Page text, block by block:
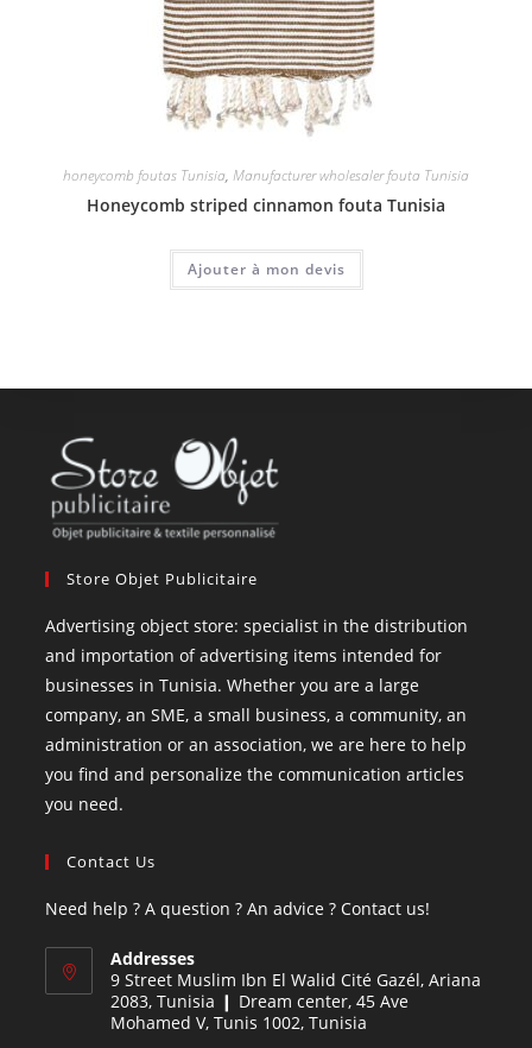
honeycomb foutas Tunisia, Manufacturer wholesaler fouta Tunisia
Honeycomb striped cinnamon fouta Tunisia
Ajouter à mon devis
Store Objet Publicitaire
Advertising object store: specialist in the distribution
and importation of advertising items intended for
businesses in Tunisia. Whether you are a large
company, an SME, a small business, a community, an
administration or an association, we are here to help
you find and personalize the communication articles
you need.
Contact Us
Need help ? A question ? An advice ? Contact us!
Addresses
9 Street Muslim Ibn El Walid Cité Gazél, Ariana
2083, Tunisia ❙ Dream center, 45 Ave
Mohamed V, Tunis 1002, Tunisia